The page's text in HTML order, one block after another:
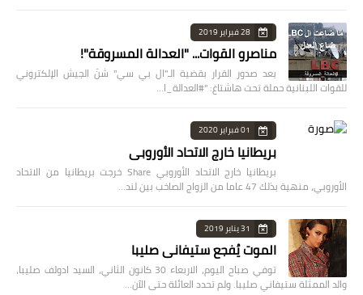
28 فبراير 2019
مناصرو القوات... "العدالة المسروقة"!
بعد صدور القرار بقضية الـ"ال بي سي" شنّ الجيش الإلكتروني
للقوات اللبنانية حملة تحت هاشتاغ: "#العدالة_ا…
01 فبراير 2020
بريطانيا خارج الاتحاد الأوروبي
بريطانيا خارج الاتحاد الأوروبي Share خرجت بريطانيا من الاتحاد
الأوروبي، منهية بذلك 47 عاما من الزواج الصاخب بين لند…
31 يناير 2019
الموت يُفجع ستيفاني صليبا
توفي صباح اليوم، الاربعاء 30 كانون الثاني، السيد ادولف صليبا،
والد الممثلة ستيفاني صليبا. ولم تحدد العائلة حتى الآن…